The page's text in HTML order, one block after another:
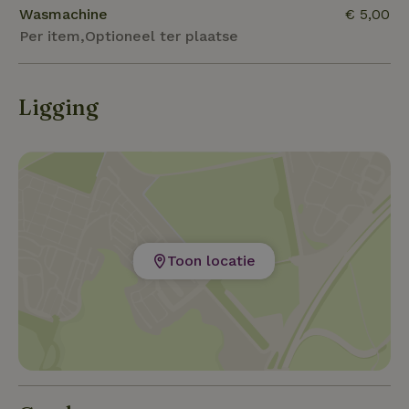
Wasmachine
Per item,Optioneel ter plaatse
€ 5,00
Ligging
Toon locatie